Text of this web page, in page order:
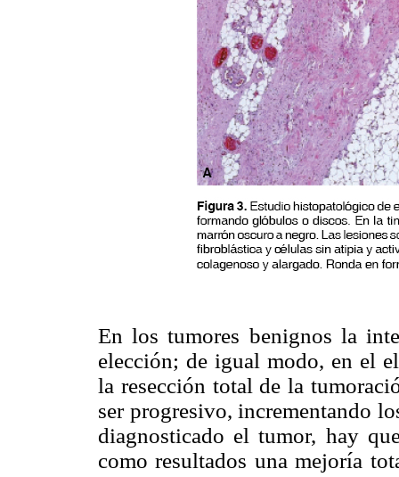
En los tumores benignos la
elección; de igual modo, en el
la resección total de la
ser progresivo, incrementando
diagnosticado el tumor, hay
como resultados una mejoría